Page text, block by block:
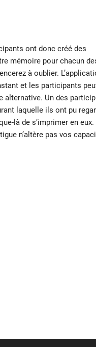
ont donc créé des
mémoire pour chacun
à oublier.
et les participants
alternative. Un des
laquelle ils ont pu
là de s’imprimer en eux.
n’altère pas vos